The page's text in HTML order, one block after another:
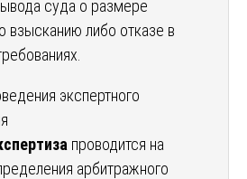
суда о размере
взысканию либо отказе в
экспертного
проводится на
арбитражного